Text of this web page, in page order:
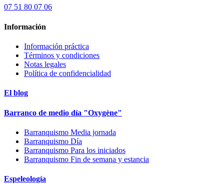
07 51 80 07 06
Información
Información práctica
Términos y condiciones
Notas legales
Política de confidencialidad
El blog
Barranco de medio día "Oxygène"
Barranquismo Media jornada
Barranquismo Día
Barranquismo Para los iniciados
Barranquismo Fin de semana y estancia
Espeleología